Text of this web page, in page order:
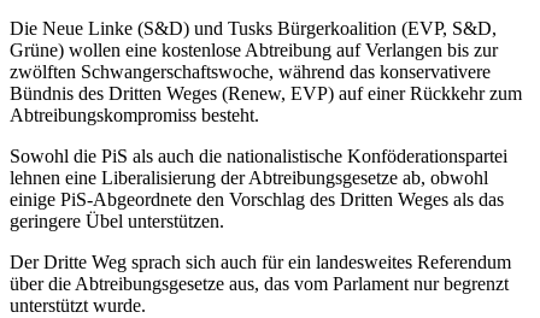
Die Neue Linke (S&D) und Tusks Bürgerkoalition (EVP, S&D,
Grüne) wollen eine kostenlose Abtreibung auf Verlangen bis zur
zwölften Schwangerschaftswoche, während das konservativere
Bündnis des Dritten Weges (Renew, EVP) auf einer Rückkehr zum
Abtreibungskompromiss besteht.
Sowohl die PiS als auch die nationalistische Konföderationspartei
lehnen eine Liberalisierung der Abtreibungsgesetze ab, obwohl
einige PiS-Abgeordnete den Vorschlag des Dritten Weges als das
geringere Übel unterstützen.
Der Dritte Weg sprach sich auch für ein landesweites Referendum
über die Abtreibungsgesetze aus, das vom Parlament nur begrenzt
unterstützt wurde.